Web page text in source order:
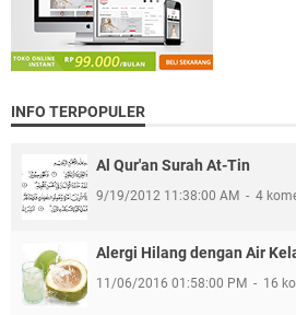
INFO TERPOPULER
Al Qur'an Surah At-Tin
9/19/2012 11:38:00 AM 4
Alergi Hilang dengan Air
11/06/2016 01:58:00 PM 16